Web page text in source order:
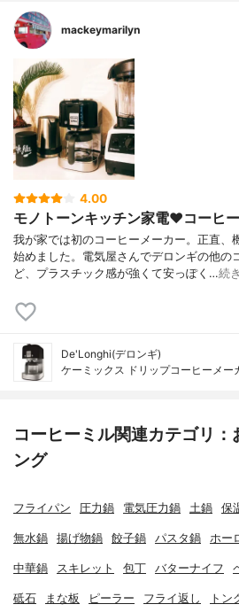
mackeymarilyn
4.00
モノトーンキッチン家電❤️コーヒ
我が家では初のコーヒーメーカー。正直、
始めました。電気屋さんでデロンギの他の
ど、プラスチック感が強くて安っぽく…続
De'Longhi(デロンギ)
ケーミックス ドリップコーヒーメー
コーヒーミル関連カテゴリ
ング
フライパン 圧力鍋 電気圧力鍋 土鍋 保
無水鍋 揚げ物鍋 餃子鍋 パスタ鍋 ホー
中華鍋 スキレット 包丁 バターナイフ
砥石 まな板 ピーラー フライ返し トン